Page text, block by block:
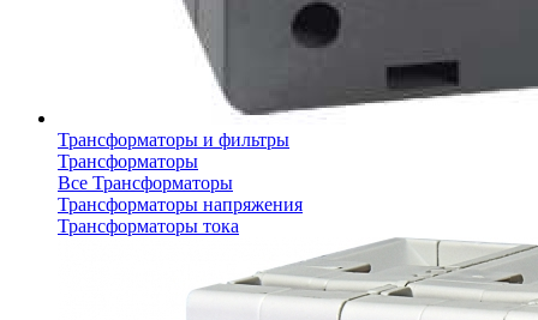
Трансформаторы и фильтры
Трансформаторы
Все Трансформаторы
Трансформаторы напряжения
Трансформаторы тока